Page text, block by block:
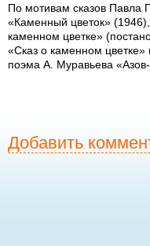
По мотивам сказов Павла
«Каменный цветок»
каменном цветке»
«Сказ о каменном цветке»
поэма А. Муравьева «Азов-
Добавить